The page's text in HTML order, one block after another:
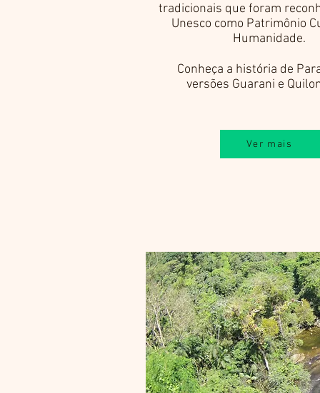
tradicionais que foram
Unesco como Patrimônio
Humanidade.
Conheça a história de
versões Guarani e
Ver mais